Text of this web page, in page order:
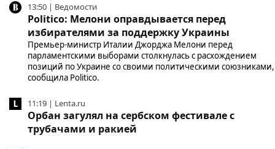
13:50 | Ведомости
Politico: Мелони оправдывается перед
избирателями за поддержку Украины
Премьер-министр Италии Джорджа Мелони перед
парламентскими выборами столкнулась с расхождением
позиций по Украине со своими политическими союзниками,
сообщила Politico.
11:19 | Lenta.ru
Орбан загулял на сербском фестивале с
трубачами и ракией